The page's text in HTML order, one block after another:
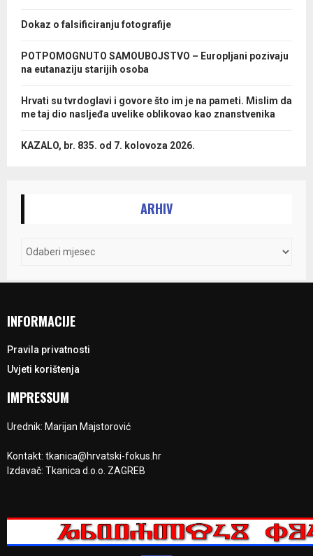
Dokaz o falsificiranju fotografije
POTPOMOGNUTO SAMOUBOJSTVO – Europljani pozivaju
na eutanaziju starijih osoba
Hrvati su tvrdoglavi i govore što im je na pameti. Mislim da
me taj dio nasljeđa uvelike oblikovao kao znanstvenika
KAZALO, br. 835. od 7. kolovoza 2026.
ARHIV
INFORMACIJE
Pravila privatnosti
Uvjeti korištenja
IMPRESSUM
Urednik: Marijan Majstorović
Kontakt: tkanica@hrvatski-fokus.hr
Izdavač: Tkanica d.o.o. ZAGREB